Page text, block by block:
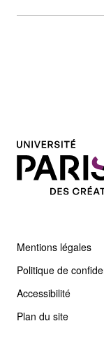
Mentions légales
Politique de
Accessibilité
Plan du site